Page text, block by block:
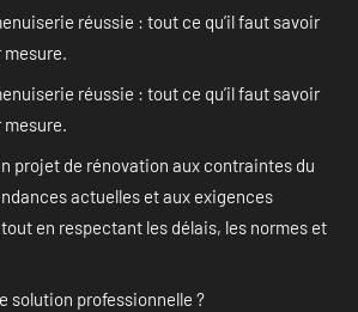
réussie : tout ce qu’il faut savoir
mesure.
réussie : tout ce qu’il faut savoir
mesure.
projet de rénovation aux contraintes du
actuelles et aux exigences
en respectant les délais, les normes et
solution professionnelle ?